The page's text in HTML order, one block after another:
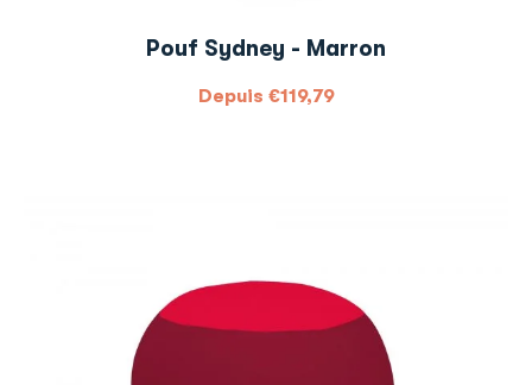
Pouf Sydney - Marron
Depuis €119,79